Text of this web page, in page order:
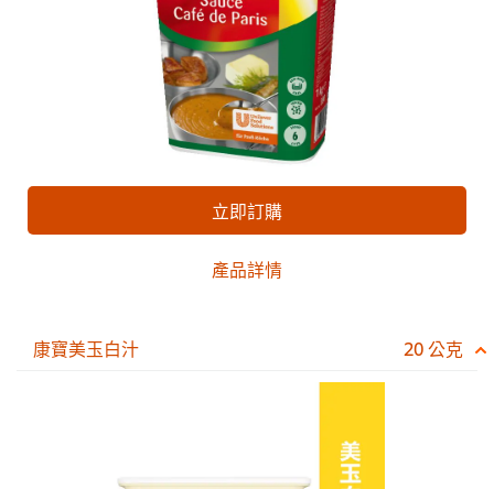
立即訂購
產品詳情
康寶美玉白汁 20 公克